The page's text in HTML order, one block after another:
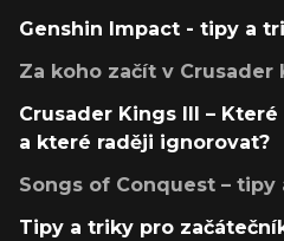
Genshin Impact - tipy a
Za koho začít v Crusader
Crusader Kings III –
a které raději ignorovat?
Songs of Conquest – tipy
Tipy a triky pro